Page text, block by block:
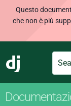
Questo
che non è più